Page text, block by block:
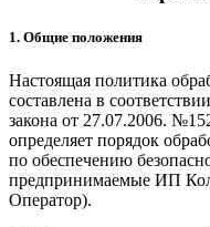
1. Общие положения
Настоящая политика
составлена в
закона от 27.07.2006.
определяет порядок
по обеспечению
предпринимаемые ИП
Оператор).